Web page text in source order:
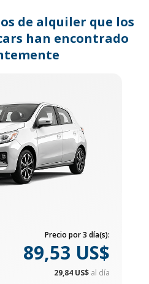
de alquiler que los
han encontrado
Precio por 3 día(s):
89,53 US$
29,84 US$ al día